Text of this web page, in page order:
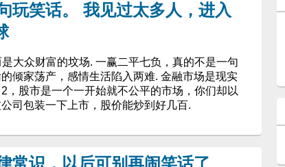
玩笑话。 我见过太多人，进入
大众财富的坟场. 一赢二平七负，真的不是一句
倾家荡产，感情生活陷入两难. 金融市场是现实
，股市是一个一开始就不公平的市场，你们却以
司包装一下上市，股价能炒到好几百.
常识，以后可别再闹笑话了